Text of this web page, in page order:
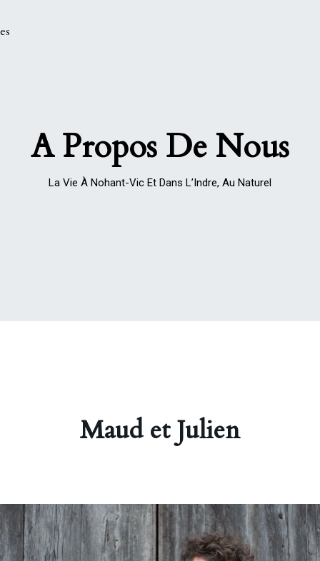
A Propos De Nous
La Vie À Nohant-Vic Et Dans L’Indre, Au Naturel
Maud et Julien